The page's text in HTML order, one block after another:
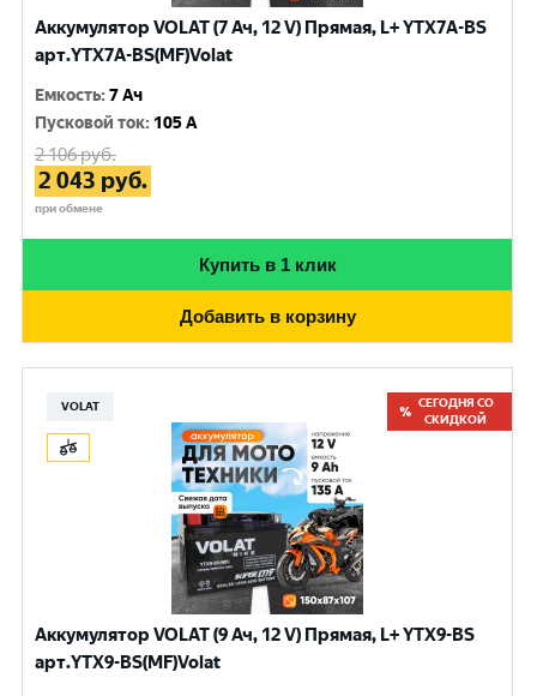
Аккумулятор VOLAT (7 Ач, 12 V) Прямая, L+ YTX7A-BS
арт.YTX7A-BS(MF)Volat
Емкость:7 Ач
Пусковой ток: 105 A
2 106руб.
2 043 руб.
при обмене
Купить в 1 клик
Добавить в корзину
VOLAT
СЕГОДНЯ СО
СКИДКОЙ
Аккумулятор VOLAT (9 Ач, 12 V) Прямая, L+ YTX9-BS
арт.YTX9-BS(MF)Volat